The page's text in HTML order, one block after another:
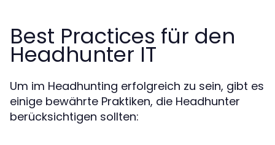
Best Practices für den
Headhunter IT
Um im Headhunting erfolgreich zu sein, gibt es
einige bewährte Praktiken, die Headhunter
berücksichtigen sollten: